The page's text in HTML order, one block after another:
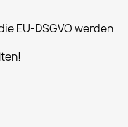
EU-DSGVO werden